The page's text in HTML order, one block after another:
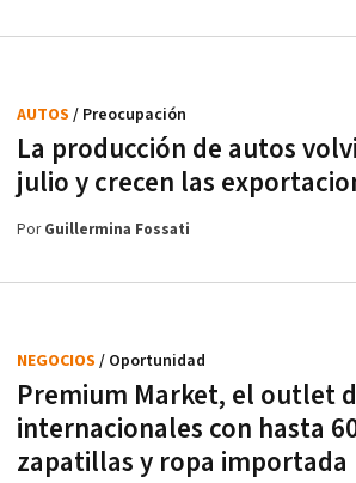
La producción de autos
julio y crecen las
AUTOS / Preocupación
PorGuillermina Fossati
Premium Market, el outlet
internacionales con hasta
zapatillas y ropa importada
NEGOCIOS / Oportunidad